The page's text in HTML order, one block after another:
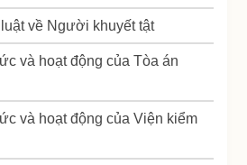
về Người khuyết tật
và hoạt động của Tòa án
và hoạt động của Viện kiểm